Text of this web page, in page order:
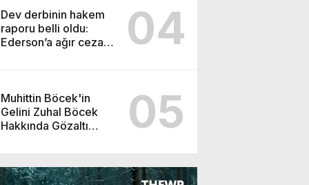
Dev derbinin hakem
raporu belli oldu:
Ederson’a ağır ceza
04
Muhittin Böcek'in
Gelini Zuhal Böcek
Hakkında Gözaltı
05